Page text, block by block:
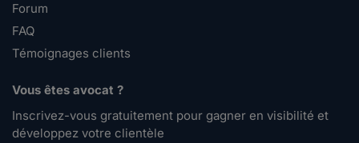
Forum
FAQ
Témoignages clients
Vous êtes avocat ?
Inscrivez-vous gratuitement pour gagner en visibilité et
développez votre clientèle